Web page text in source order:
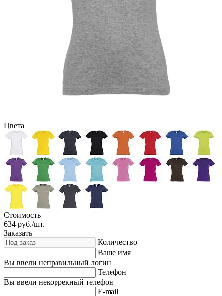
Цвета
Стоимость
634 руб./шт.
Заказать
Количество
Ваше имя
Вы ввели неправильный логин
Телефон
Вы ввели некоррекный телефон
E-mail